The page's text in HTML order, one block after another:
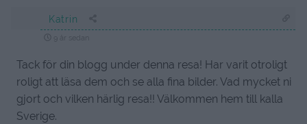
Katrin
Tack för din blogg under denna resa! Har varit otroligt
roligt att läsa dem och se alla fina bilder. Vad mycket ni
gjort och vilken härlig resa!! Välkommen hem till kalla
Sverige.